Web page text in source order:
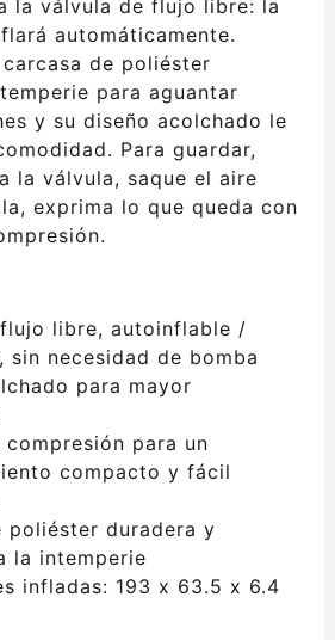
la válvula de flujo libre: la
automáticamente.
de poliéster
para aguantar
y su diseño acolchado le
Para guardar,
la válvula, saque el aire
exprima lo que queda con
libre, autoinflable /
sin necesidad de bomba
para mayor
compresión para un
compacto y fácil
poliéster duradera y
la intemperie
infladas: 193 x 63.5 x 6.4